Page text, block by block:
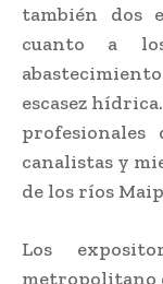
también dos
cuanto a
escasez
profesionales
canalistas y
de los ríos
Los
metropolitano